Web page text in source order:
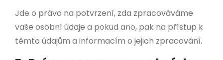
Jde o právo na potvrzení, zda zpracováváme
vaše osobní údaje a pokud ano, pak na přístup k
těmto údajům a informacím o jejich zpracování.